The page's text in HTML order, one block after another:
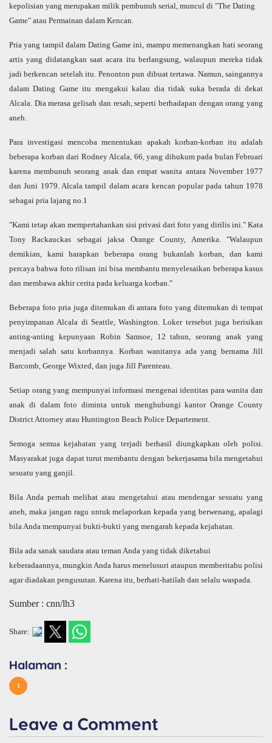
kepolisian yang merupakan milik pembunuh serial, muncul di "The Dating
Game" atau Permainan dalam Kencan.
Pria yang tampil dalam Dating Game ini, mampu memenangkan hati seorang
artis yang didatangkan saat acara itu berlangsung, walaupun mereka tidak
jadi berkencan setelah itu. Penonton pun dibuat tertawa. Namun, saingannya
dalam Dating Game itu mengakui kalau dia tidak suka berada di dekat
Alcala. Dia merasa gelisah dan resah, seperti berhadapan dengan orang yang
aneh.
Para investigasi mencoba menentukan apakah korban-korban itu adalah
beberapa korban dari Rodney Alcala, 66, yang dihukum pada bulan Februari
karena membunuh seorang anak dan empat wanita antara November 1977
dan Juni 1979. Alcala tampil dalam acara kencan popular pada tahun 1978
sebagai pria lajang no.1
"Kami tetap akan mempertahankan sisi privasi dari foto yang dirilis ini." Kata
Tony Rackauckas sebagai jaksa Orange County, Amerika. "Walaupun
demikian, kami harapkan beberapa orang bukanlah korban, dan kami
percaya bahwa foto rilisan ini bisa membantu menyelesaikan beberapa kasus
dan membawa akhir cerita pada keluarga korban."
Beberapa foto pria juga ditemukan di antara foto yang ditemukan di tempat
penyimpanan Alcala di Seattle, Washington . Loker tersebut juga berisikan
anting-anting kepunyaan Robin Samsoe, 12 tahun, seorang anak yang
menjadi salah satu korbannya. Korban wanitanya ada yang bernama Jill
Barcomb, George Wixted, dan juga Jill Parenteau.
Setiap orang yang mempunyai informasi mengenai identitas para wanita dan
anak di dalam foto diminta untuk menghubungi kantorOrange County
District Attorney atau Huntington Beach Police Departement.
Semoga semua kejahatan yang terjadi berhasil diungkapkan oleh polisi.
Masyarakat juga dapat turut membantu dengan bekerjasama bila mengetahui
sesuatu yang ganjil.
Bila Anda pernah melihat atau mengetahui atau mendengar sesuatu yang
aneh, maka jangan ragu untuk melaporkan kepada yang berwenang, apalagi
bila Anda mempunyai bukti-bukti yang mengarah kepada kejahatan.
Bila ada sanak saudara atau teman Anda yang tidak diketahui
keberadaannya, mungkin Anda harus menelusuri ataupun memberitahu polisi
agar diadakan pengusutan. Karena itu, berhati-hatilah dan selalu waspada.
Sumber : cnn/lh3
Share:
Halaman :
1
Leave a Comment